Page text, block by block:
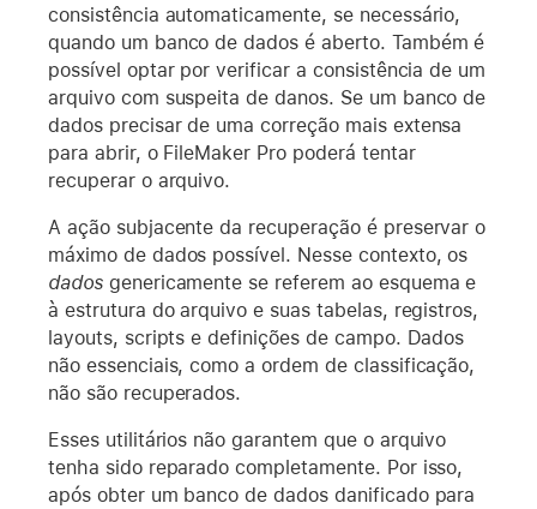
consistência automaticamente, se necessário,
quando um banco de dados é aberto. Também é
possível optar por verificar a consistência de um
arquivo com suspeita de danos. Se um banco de
dados precisar de uma correção mais extensa
para abrir, o FileMaker Pro poderá tentar
recuperar o arquivo.
A ação subjacente da recuperação é preservar o
máximo de dados possível. Nesse contexto, os
dadosgenericamente se referem ao esquema e
à estrutura do arquivo e suas tabelas, registros,
layouts, scripts e definições de campo. Dados
não essenciais, como a ordem de classificação,
não são recuperados.
Esses utilitários não garantem que o arquivo
tenha sido reparado completamente. Por isso,
após obter um banco de dados danificado para